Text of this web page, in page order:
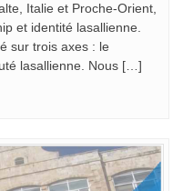
Italie et Proche-Orient,
et identité lasallienne.
sur trois axes : le
lasallienne. Nous […]